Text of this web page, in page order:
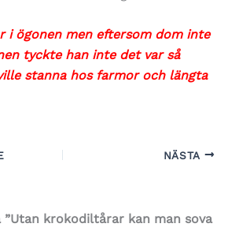
i ögonen men eftersom dom inte
tyckte han inte det var så
stanna hos farmor och längta
NÄSTA
krokodiltårar kan man sova